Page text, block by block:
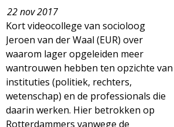
22 nov 2017
Kort videocollege van socioloog
Jeroen van der Waal (EUR) over
waarom lager opgeleiden meer
wantrouwen hebben ten opzichte van
instituties (politiek, rechters,
wetenschap) en de professionals die
daarin werken. Hier betrokken op
Rotterdammers vanwege de